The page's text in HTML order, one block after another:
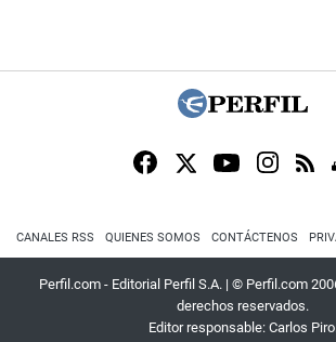
CANALES RSS QUIENES SOMOS CONTÁCTENOS
Perfil.com - Editorial Perfil S.A. | © Perfil.com
derechos reservados.
Editor responsable: Carlos